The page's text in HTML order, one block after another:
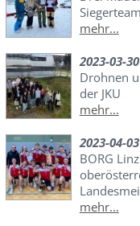
Siegerteam
mehr...
2023-03-30
Drohnen
der JKU
mehr...
2023-04-03
BORG
mehr...